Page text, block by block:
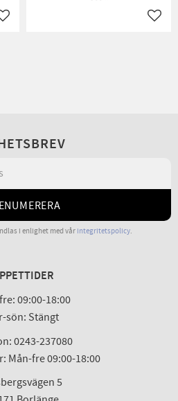
Lägg till i favoriter
i enlighet med vår integritetspolicy.
09:00-18:00
sön: Stängt
0243-237080
Mån-fre 09:00-18:00
5